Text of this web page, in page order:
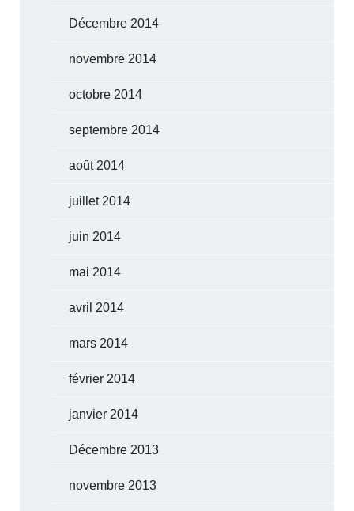
Décembre 2014
novembre 2014
octobre 2014
septembre 2014
août 2014
juillet 2014
juin 2014
mai 2014
avril 2014
mars 2014
février 2014
janvier 2014
Décembre 2013
novembre 2013